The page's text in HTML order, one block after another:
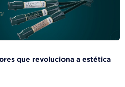
que revoluciona a estética